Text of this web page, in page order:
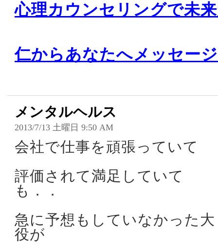
心理カウンセリングで未
仁からあなたへメッセージ
メンタルヘルス
2013/7/13 土曜日 9:50 AM
会社で仕事を頑張っていて
評価されて満足していて
も．．
急に予想もしていなかった大
役が